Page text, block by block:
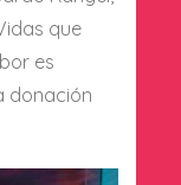
que
es
donación